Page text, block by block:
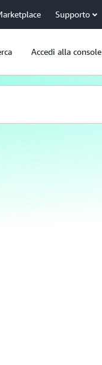
Supporto
Accedi alla console